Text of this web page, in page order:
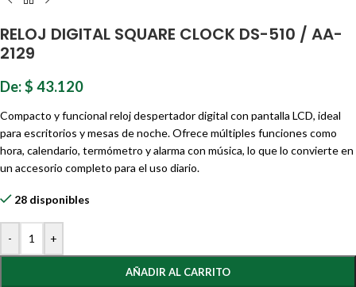
RELOJ DIGITAL SQUARE CLOCK DS-510 / AA-
2129
De:$ 43.120
Compacto y funcional reloj despertador digital con pantalla LCD, ideal
para escritorios y mesas de noche. Ofrece múltiples funciones como
hora, calendario, termómetro y alarma con música, lo que lo convierte en
un accesorio completo para el uso diario.
28 disponibles
- +
AÑADIR AL CARRITO